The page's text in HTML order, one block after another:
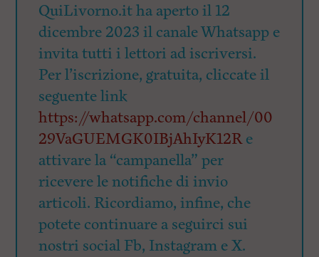
QuiLivorno.it ha aperto il 12
dicembre 2023 il canale Whatsapp e
invita tutti i lettori ad iscriversi.
Per l’iscrizione, gratuita, cliccate il
seguente link
https://whatsapp.com/channel/00
29VaGUEMGK0IBjAhIyK12Re
attivare la “campanella” per
ricevere le notifiche di invio
articoli. Ricordiamo, infine, che
potete continuare a seguirci sui
nostri social Fb, Instagram e X.